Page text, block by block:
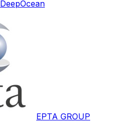
DeepOcean
EPTA GROUP